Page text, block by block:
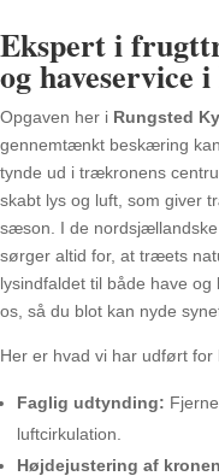
Ekspert i
og haveservice
Opgaven her i Rungsted
gennemtænkt beskæring
tynde ud i trækronens
skabt lys og luft, som giver
sæson. I de
sørger altid for, at træets
lysindfaldet til både have
os, så du blot kan nyde
Her er hvad vi har udført for
Faglig udtynding:
luftcirkulation.
Højdejustering af